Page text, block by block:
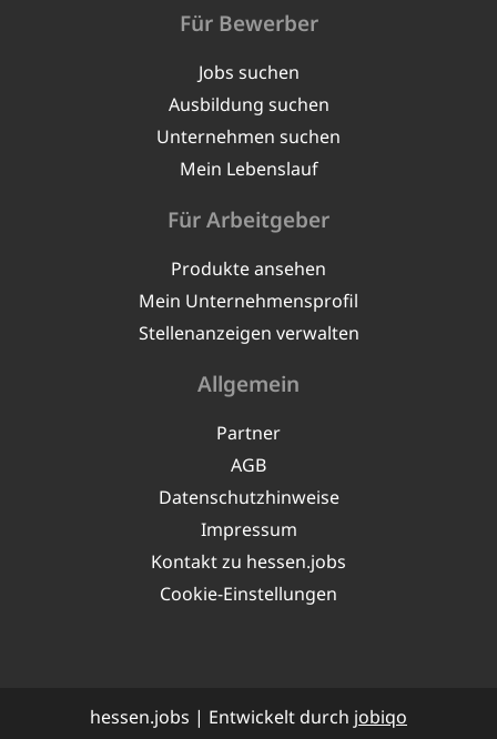
Für Bewerber
Jobs suchen
Ausbildung suchen
Unternehmen suchen
Mein Lebenslauf
Für Arbeitgeber
Produkte ansehen
Mein Unternehmensprofil
Stellenanzeigen verwalten
Allgemein
Partner
AGB
Datenschutzhinweise
Impressum
Kontakt zu hessen.jobs
Cookie-Einstellungen
hessen.jobs | Entwickelt durch jobiqo